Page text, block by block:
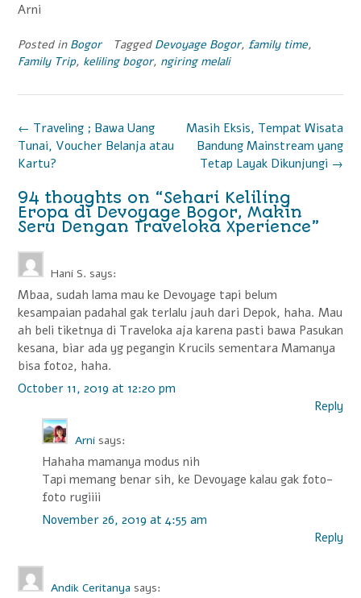
Arni
Posted in Bogor Tagged Devoyage Bogor, family time,
Family Trip, keliling bogor, ngiring melali
P
o
s
t
n
a
v
i
g
a
t
← Traveling ; Bawa Uang
Tunai, Voucher Belanja atau
Kartu?
Masih Eksis, Tempat Wisata
Bandung Mainstream yang
Tetap Layak Dikunjungi →
94 thoughts on “Sehari Keliling
Eropa di Devoyage Bogor, Makin
Seru Dengan Traveloka Xperience”
Hani S. says:
Mbaa, sudah lama mau ke Devoyage tapi belum
kesampaian padahal gak terlalu jauh dari Depok, haha. Mau
ah beli tiketnya di Traveloka aja karena pasti bawa Pasukan
kesana, biar ada yg pegangin Krucils sementara Mamanya
bisa foto2, haha.
October 11, 2019 at 12:20 pm
Reply
Arni says:
Hahaha mamanya modus nih
Tapi memang benar sih, ke Devoyage kalau gak foto-
foto rugiiii
November 26, 2019 at 4:55 am
Reply
Andik Ceritanya says: